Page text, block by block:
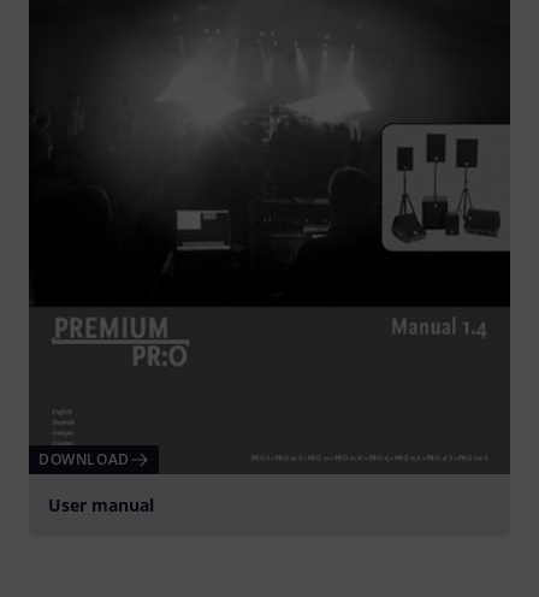
DOWNLOAD
User manual